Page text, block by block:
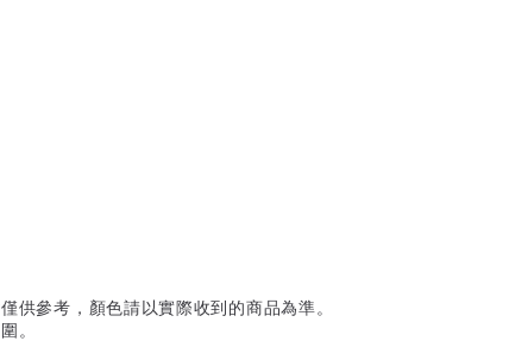
供參考，顏色請以實際收到的商品為準。
。